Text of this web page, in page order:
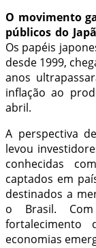
O movimento
públicos do
Os papéis
desde 1999,
anos
inflação ao
abril.
A perspectiva
levou
conhecidas
captados em
destinados a
o Brasil.
economias